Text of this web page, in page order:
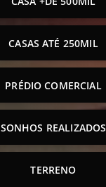
CASAS ATÉ 250MIL
PRÉDIO COMERCIAL
SONHOS REALIZADOS
TERRENO